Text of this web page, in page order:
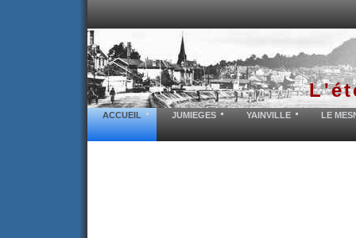
ACCUEIL JUMIEGES YAINVILLE LE